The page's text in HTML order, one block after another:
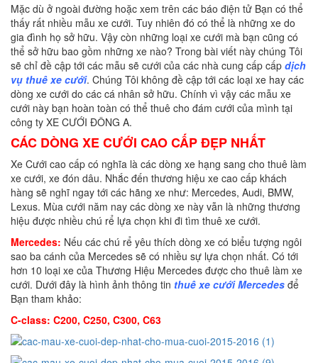
Mặc dù ở ngoài đường hoặc xem trên các báo điện tử Bạn có thể
thấy rất nhiều mẫu xe cưới. Tuy nhiên đó có thể là những xe do
gia đình họ sở hữu. Vậy còn những loại xe cưới mà bạn cũng có
thể sở hữu bao gồm những xe nào? Trong bài viết này chúng Tôi
sẽ chỉ đề cập tới các mẫu sẽ cưới của các nhà cung cấp cấp dịch
vụ thuê xe cưới. Chúng Tôi không đề cập tới các loại xe hay các
dòng xe cưới do các cá nhân sở hữu. Chính vì vậy các mẫu xe
cưới này bạn hoàn toàn có thể thuê cho đám cưới của mình tại
công ty XE CƯỚI ĐÔNG A.
CÁC DÒNG XE CƯỚI CAO CẤP ĐẸP NHẤT
Xe Cưới cao cấp có nghĩa là các dòng xe hạng sang cho thuê làm
xe cưới, xe đón dâu. Nhắc đến thương hiệu xe cao cấp khách
hàng sẽ nghĩ ngay tới các hãng xe như: Mercedes, Audi, BMW,
Lexus. Mùa cưới năm nay các dòng xe này vẫn là những thương
hiệu được nhiều chú rể lựa chọn khi đi tìm thuê xe cưới.
Mercedes: Nếu các chú rể yêu thích dòng xe có biểu tượng ngôi
sao ba cánh của Mercedes sẽ có nhiều sự lựa chọn nhất. Có tới
hơn 10 loại xe của Thương Hiệu Mercedes được cho thuê làm xe
cưới. Dưới đây là hình ảnh thông tin thuê xe cưới Mercedes để
Bạn tham khảo:
C-class: C200, C250, C300, C63